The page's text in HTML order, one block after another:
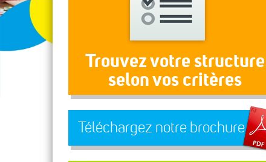
Trouvez votre structure
selon vos critères
Téléchargez notre brochure